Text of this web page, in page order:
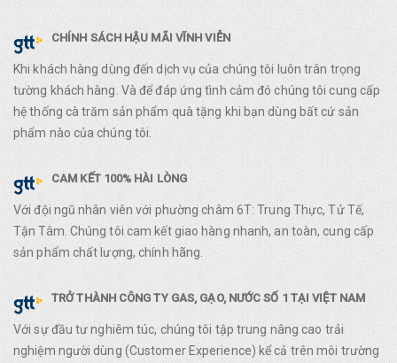
CHÍNH SÁCH HẬU MÃI VĨNH VIỄN
Khi khách hàng dùng đến dịch vụ của chúng tôi luôn trân trọng
tường khách hàng. Và để đáp ứng tình cảm đó chúng tôi cung cấp
hệ thống cà trăm sản phẩm quà tặng khi bạn dùng bất cứ sản
phẩm nào của chúng tôi.
CAM KẾT 100% HÀI LÒNG
Với đội ngũ nhân viên với phường châm 6T: Trung Thực, Tử Tế,
Tận Tâm. Chúng tôi cam kết giao hàng nhanh, an toàn, cung cấp
sản phẩm chất lượng, chính hãng.
TRỞ THÀNH CÔNG TY GAS, GẠO, NƯỚC SỐ 1 TẠI VIỆT NAM
Với sự đầu tư nghiêm túc, chúng tôi tập trung nâng cao trải
nghiệm người dùng (Customer Experience) kể cả trên môi trường